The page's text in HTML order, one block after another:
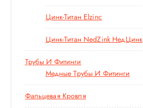
Цинк-Титан Elzinc
Цинк-Титан NedZink НедЦинк
Трубы И Фитинги
Медные Трубы И Фитинги
Фальцевая Кровля